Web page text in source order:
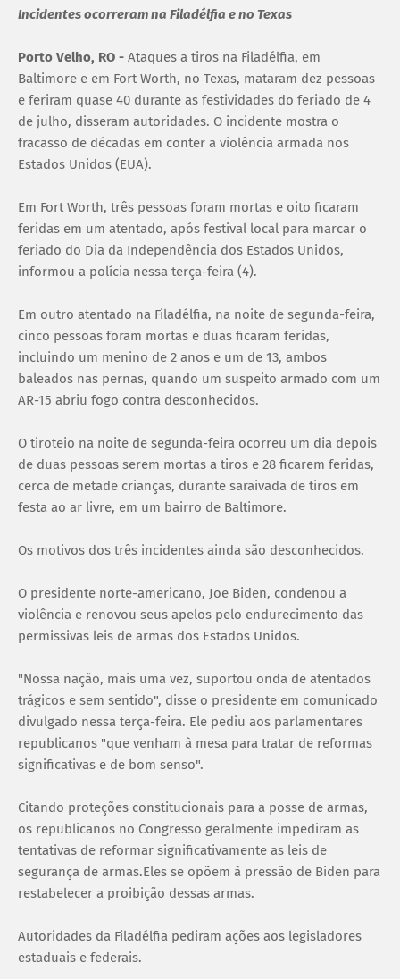
Incidentes ocorreram na Filadélfia e no Texas
Porto Velho, RO - Ataques a tiros na Filadélfia, em
Baltimore e em Fort Worth, no Texas, mataram dez pessoas
e feriram quase 40 durante as festividades do feriado de 4
de julho, disseram autoridades. O incidente mostra o
fracasso de décadas em conter a violência armada nos
Estados Unidos (EUA).
Em Fort Worth, três pessoas foram mortas e oito ficaram
feridas em um atentado, após festival local para marcar o
feriado do Dia da Independência dos Estados Unidos,
informou a polícia nessa terça-feira (4).
Em outro atentado na Filadélfia, na noite de segunda-feira,
cinco pessoas foram mortas e duas ficaram feridas,
incluindo um menino de 2 anos e um de 13, ambos
baleados nas pernas, quando um suspeito armado com um
AR-15 abriu fogo contra desconhecidos.
O tiroteio na noite de segunda-feira ocorreu um dia depois
de duas pessoas serem mortas a tiros e 28 ficarem feridas,
cerca de metade crianças, durante saraivada de tiros em
festa ao ar livre, em um bairro de Baltimore.
Os motivos dos três incidentes ainda são desconhecidos.
O presidente norte-americano, Joe Biden, condenou a
violência e renovou seus apelos pelo endurecimento das
permissivas leis de armas dos Estados Unidos.
"Nossa nação, mais uma vez, suportou onda de atentados
trágicos e sem sentido", disse o presidente em comunicado
divulgado nessa terça-feira. Ele pediu aos parlamentares
republicanos "que venham à mesa para tratar de reformas
significativas e de bom senso".
Citando proteções constitucionais para a posse de armas,
os republicanos no Congresso geralmente impediram as
tentativas de reformar significativamente as leis de
segurança de armas.Eles se opõem à pressão de Biden para
restabelecer a proibição dessas armas.
Autoridades da Filadélfia pediram ações aos legisladores
estaduais e federais.